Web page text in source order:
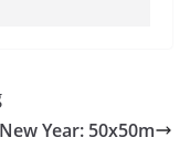
Year: 50x50m